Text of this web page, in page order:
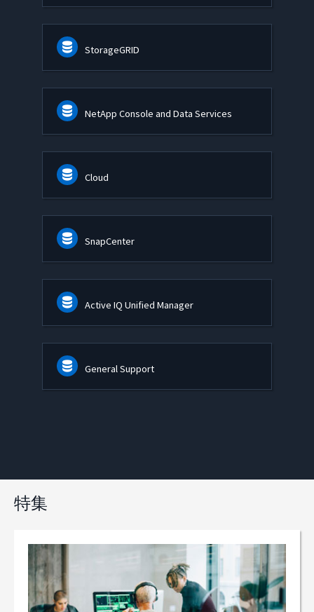
StorageGRID
NetApp Console and Data Services
Cloud
SnapCenter
Active IQ Unified Manager
General Support
特集